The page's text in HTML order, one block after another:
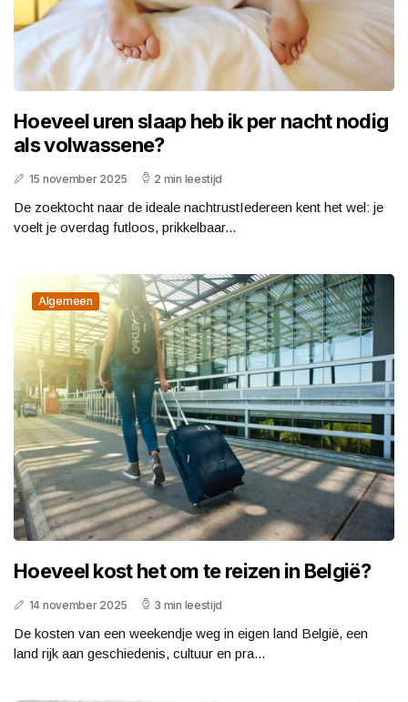
Hoeveel uren slaap heb ik per nacht nodig
als volwassene?
15 november 2025 2 min leestijd
De zoektocht naar de ideale nachtrustIedereen kent het wel: je
voelt je overdag futloos, prikkelbaar...
Algemeen
Hoeveel kost het om te reizen in België?
14 november 2025 3 min leestijd
De kosten van een weekendje weg in eigen land België, een
land rijk aan geschiedenis, cultuur en pra...